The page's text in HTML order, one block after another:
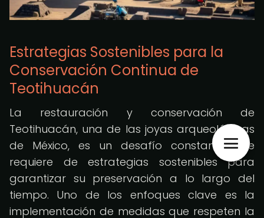
Estrategias Sostenibles para la
Conservación Continua de
Teotihuacán
La restauración y conservación de
Teotihuacán, una de las joyas arqueológicas
de México, es un desafío constante que
requiere de estrategias sostenibles para
garantizar su preservación a lo largo del
tiempo. Uno de los enfoques clave es la
implementación de medidas que respeten la